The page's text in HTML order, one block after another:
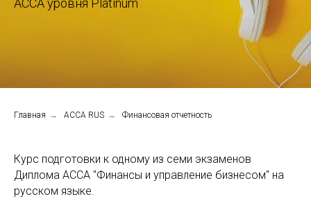
ACCA уровня Platinum
Главная → ACCA RUS → Финансовая отчетность
Курс подготовки к одному из семи экзаменов
Диплома АССА "Финансы и управление бизнесом" на
русском языке.